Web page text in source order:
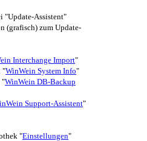
"Update-Assistent"
(grafisch) zum Update-
Interchange Import"
"WinWein System Info"
"WinWein DB-Backup
Support-Assistent"
"Einstellungen"